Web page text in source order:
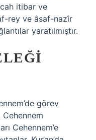
itibar ve
rey ve âsaf-nazîr
yaratılmıştır.
görev
Cehennem
Cehennem’e